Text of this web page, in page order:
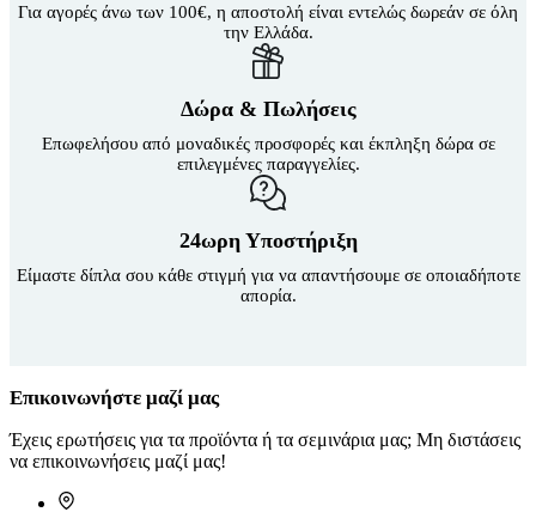
Για αγορές άνω των 100€, η αποστολή είναι εντελώς δωρεάν σε όλη
την Ελλάδα.
Δώρα & Πωλήσεις
Επωφελήσου από μοναδικές προσφορές και έκπληξη δώρα σε
επιλεγμένες παραγγελίες.
24ωρη Υποστήριξη
Είμαστε δίπλα σου κάθε στιγμή για να απαντήσουμε σε οποιαδήποτε
απορία.
Επικοινωνήστε μαζί μας
Έχεις ερωτήσεις για τα προϊόντα ή τα σεμινάρια μας; Μη διστάσεις
να επικοινωνήσεις μαζί μας!